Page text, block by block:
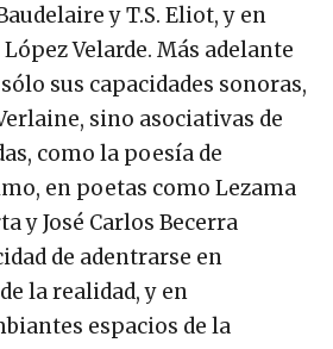
y T.S. Eliot, y en
Velarde. Más adelante
sus capacidades sonoras,
sino asociativas de
como la poesía de
en poetas como Lezama
y José Carlos Becerra
de adentrarse en
la realidad, y en
espacios de la